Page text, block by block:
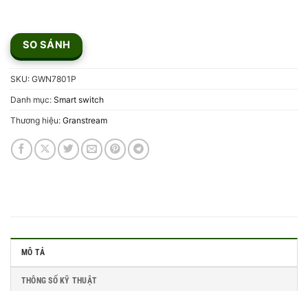
SO SÁNH
SKU: GWN7801P
Danh mục: Smart switch
Thương hiệu: Granstream
MÔ TẢ
THÔNG SỐ KỸ THUẬT